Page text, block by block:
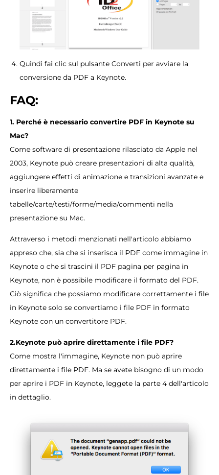
Quindi fai clic sul pulsante Converti per avviare la
conversione da PDF a Keynote.
FAQ:
1. Perché è necessario convertire PDF in Keynote su
Mac?
Come software di presentazione rilasciato da Apple nel
2003, Keynote può creare presentazioni di alta qualità,
aggiungere effetti di animazione e transizioni avanzate e
inserire liberamente
tabelle/carte/testi/forme/media/commenti nella
presentazione su Mac.
Attraverso i metodi menzionati nell'articolo abbiamo
appreso che, sia che si inserisca il PDF come immagine in
Keynote o che si trascini il PDF pagina per pagina in
Keynote, non è possibile modificare il formato del PDF.
Ciò significa che possiamo modificare correttamente i file
in Keynote solo se convertiamo i file PDF in formato
Keynote con un convertitore PDF.
2.Keynote può aprire direttamente i file PDF?
Come mostra l'immagine, Keynote non può aprire
direttamente i file PDF. Ma se avete bisogno di un modo
per aprire i PDF in Keynote, leggete la parte 4 dell'articolo
in dettaglio.